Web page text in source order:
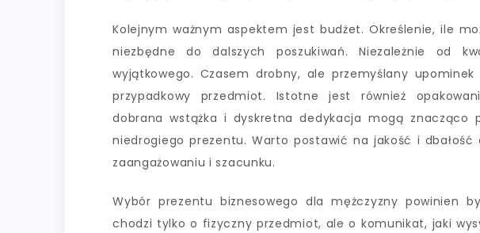
Kolejnym ważnym aspektem jest budżet. Określenie, ile
niezbędne do dalszych poszukiwań. Niezależnie od
wyjątkowego. Czasem drobny, ale przemyślany
przypadkowy przedmiot. Istotne jest również
dobrana wstążka i dyskretna dedykacja mogą znacząco
niedrogiego prezentu. Warto postawić na jakość i
zaangażowaniu i szacunku.
Wybór prezentu biznesowego dla mężczyzny powinien
chodzi tylko o fizyczny przedmiot, ale o komunikat, jaki